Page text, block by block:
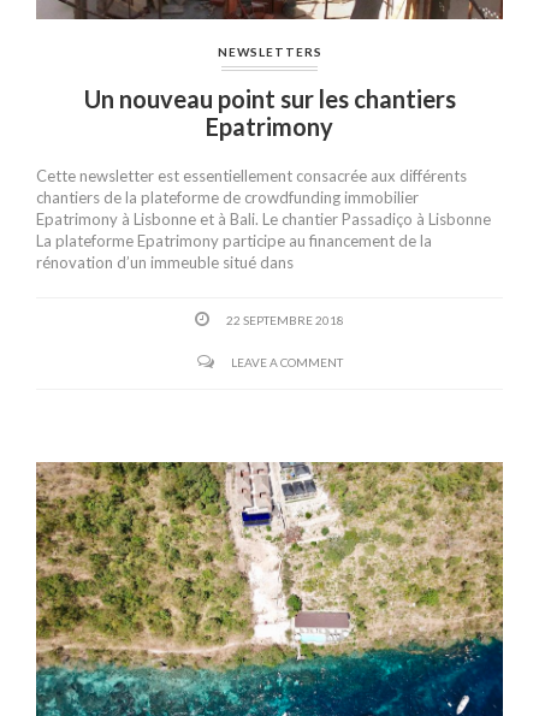
NEWSLETTERS
Un nouveau point sur les chantiers
Epatrimony
Cette newsletter est essentiellement consacrée aux différents
chantiers de la plateforme de crowdfunding immobilier
Epatrimony à Lisbonne et à Bali. Le chantier Passadiço à Lisbonne
La plateforme Epatrimony participe au financement de la
rénovation d’un immeuble situé dans
22 SEPTEMBRE 2018
LEAVE A COMMENT